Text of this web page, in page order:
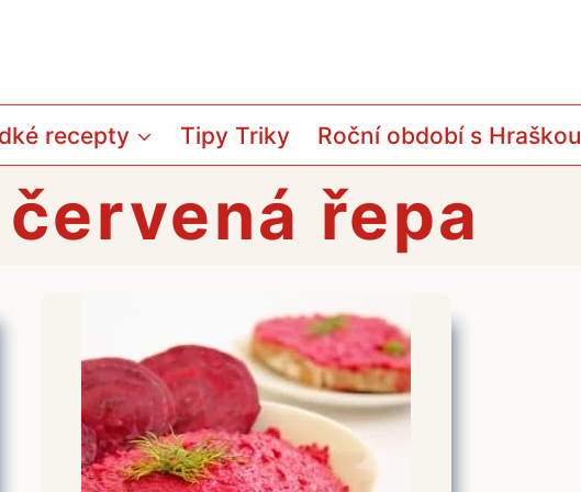
recepty Tipy Triky Roční období s Hraškou
červená řepa